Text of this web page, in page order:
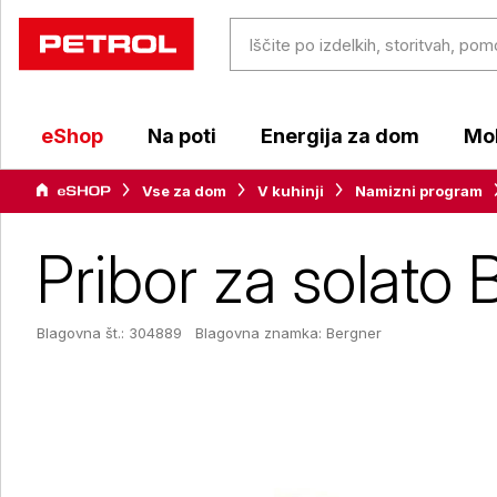
eShop Na poti Energija za dom
Vse za dom V kuhinji Namizni program
Pribor za solato
Blagovna št.: 304889 Blagovna znamka: Bergner